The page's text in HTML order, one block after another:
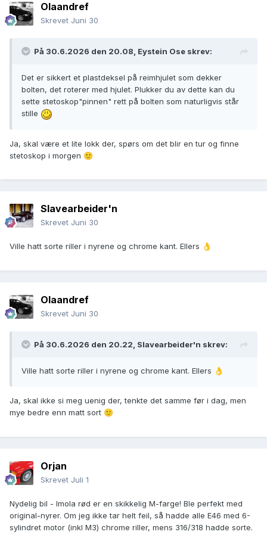
Olaandref
Skrevet Juni 30
På 30.6.2026 den 20.08, Eystein Ose skrev:
Det er sikkert et plastdeksel på reimhjulet som dekker
bolten, det roterer med hjulet. Plukker du av dette kan du
sette stetoskop"pinnen" rett på bolten som naturligvis står
stille
Ja, skal være et lite lokk der, spørs om det blir en tur og finne
stetoskop i morgen 🙂
Slavearbeider'n
Skrevet Juni 30
Ville hatt sorte riller i nyrene og chrome kant. Ellers 👌
Olaandref
Skrevet Juni 30
På 30.6.2026 den 20.22, Slavearbeider'n skrev:
Ville hatt sorte riller i nyrene og chrome kant. Ellers 👌
Ja, skal ikke si meg uenig der, tenkte det samme før i dag, men
mye bedre enn matt sort 🙂
Orjan
Skrevet Juli 1
Nydelig bil - Imola rød er en skikkelig M-farge! Ble perfekt med
original-nyrer. Om jeg ikke tar helt feil, så hadde alle E46 med 6-
sylindret motor (inkl M3) chrome riller, mens 316/318 hadde sorte.